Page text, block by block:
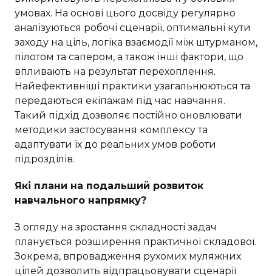
умовах. На основі цього досвіду регулярно
аналізуються робочі сценарії, оптимальні кути
заходу на ціль, логіка взаємодії між штурманом,
пілотом та сапером, а також інші фактори, що
впливають на результат перехоплення.
Найефективніші практики узагальнюються та
передаються екіпажам під час навчання.
Такий підхід дозволяє постійно оновлювати
методики застосування комплексу та
адаптувати їх до реальних умов роботи
підрозділів.
Які плани на подальший розвиток
навчального напрямку?
З огляду на зростання складності задач
планується розширення практичної складової.
Зокрема, впровадження рухомих муляжних
цілей дозволить відпрацьовувати сценарії